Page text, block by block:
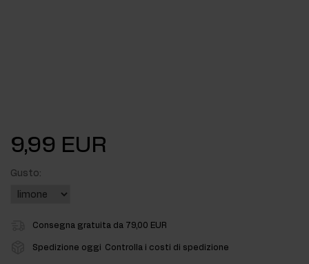
9,99 EUR
Gusto:
Consegna gratuita da 79,00 EUR
Spedizione oggi Controlla i costi di spedizione